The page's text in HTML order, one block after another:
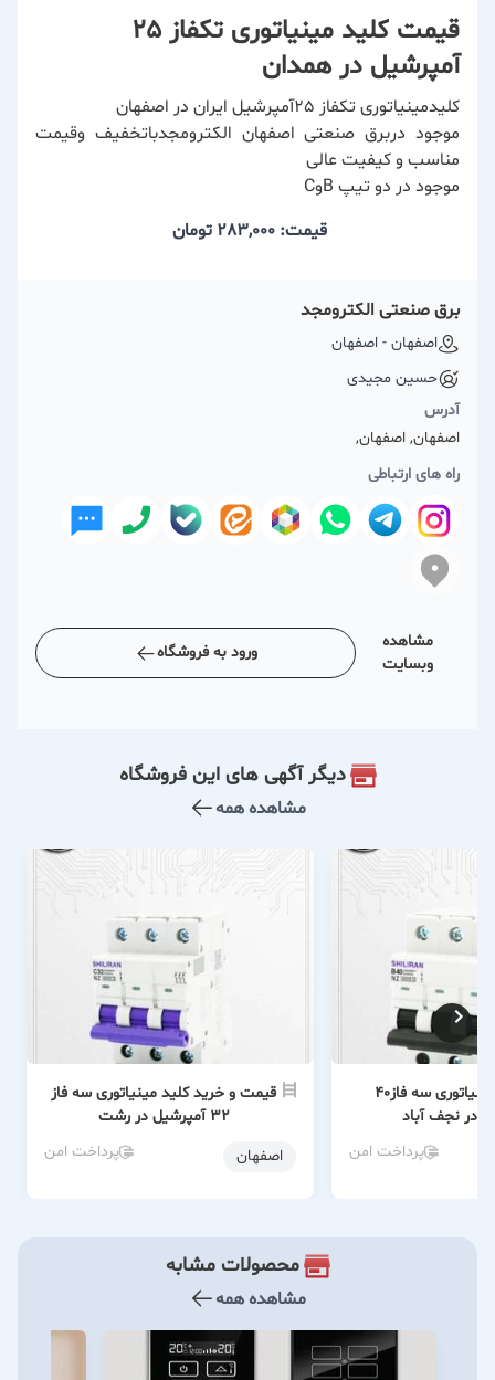
قیمت کلید مینیاتوری تکفاز 25
آمپرشیل در همدان
کلیدمینیاتوری تکفاز 25آمپرشیل ایران در اصفهان
موجود دربرق صنعتی اصفهان الکترومجدباتخفیف وقیمت
مناسب و کیفیت عالی
موجود در دو تیپ BوC
قیمت: 283,000
تومان
برق صنعتی الکترومجد
اصفهان - اصفهان
حسین مجیدی
آدرس
اصفهان, اصفهان,
راه های ارتباطی
مشاهده
وبسایت
ورود به فروشگاه
دیگر آگهی های این فروشگاه
مشاهده همه
خرید کلید مینیاتوری سه فاز40
در نجف آباد
پرداخت امن
قیمت و خرید کلید مینیاتوری سه فاز
32 آمپرشیل در رشت
اصفهان
پرداخت امن
محصولات مشابه
مشاهده همه